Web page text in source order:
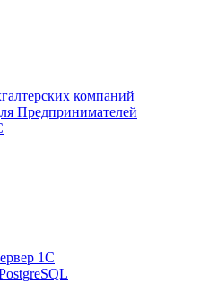
компаний
Предпринимателей
1С